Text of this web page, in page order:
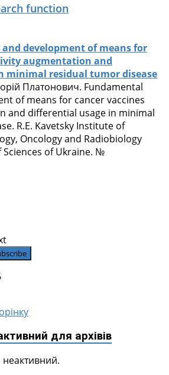
function
development of means for
augmentation and
minimal residual tumor disease
Платонович. Fundamental
of means for cancer vaccines
and differential usage in minimal
R.E. Kavetsky Institute of
Oncology and Radiobiology
Sciences of Ukraine. №
для архівів
неактивний.